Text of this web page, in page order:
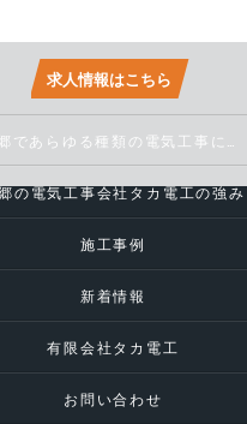
求人情報はこちら
の電気工事会社タカ電工の強み
施工事例
新着情報
有限会社タカ電工
お問い合わせ